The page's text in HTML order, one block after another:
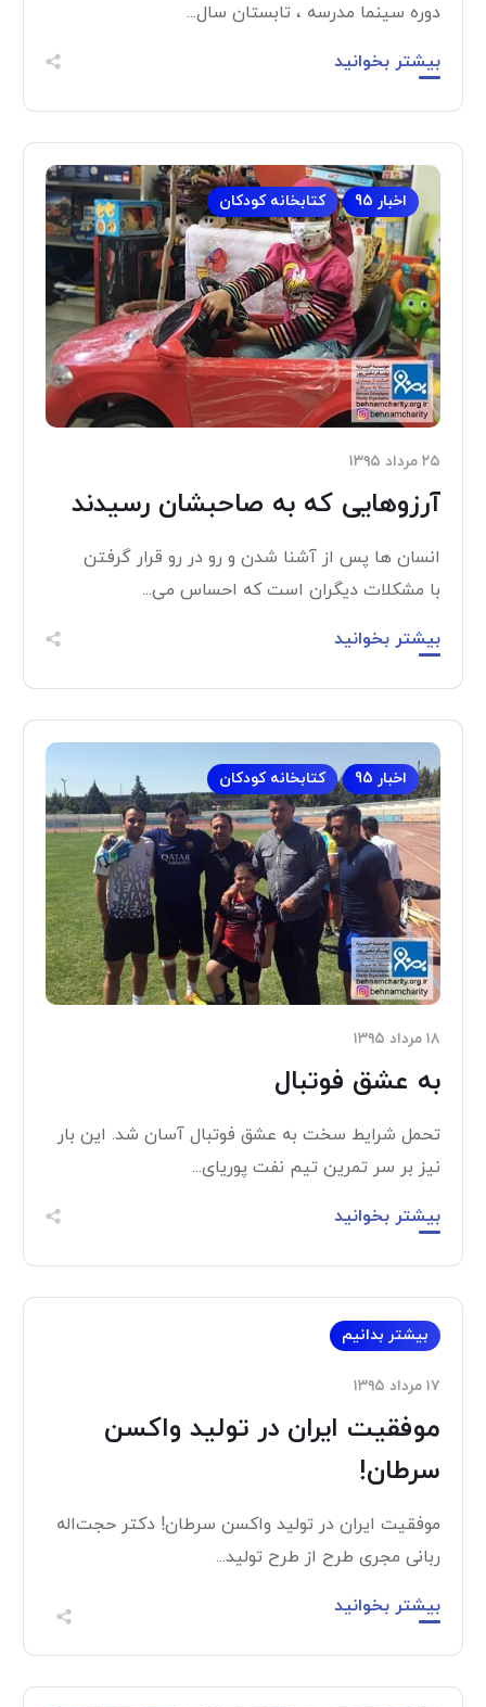
دوره سینما مدرسه ، تابستان سال...
بیشتر بخوانید
اخبار 95 کتابخانه کودکان
۲۵ مرداد ۱۳۹۵
آرزوهایی که به صاحبشان رسیدند
انسان ها پس از آشنا شدن و رو در رو قرار گرفتن
با مشکلات دیگران است که احساس می...
بیشتر بخوانید
اخبار 95 کتابخانه کودکان
۱۸ مرداد ۱۳۹۵
به عشق فوتبال
تحمل شرایط سخت به عشق فوتبال آسان شد. این بار
نیز بر سر تمرین تیم نفت پوریای...
بیشتر بخوانید
بیشتر بدانیم
۱۷ مرداد ۱۳۹۵
موفقیت ایران در تولید واکسن
سرطان!
موفقیت ایران در تولید واکسن سرطان! دکتر حجت‌اله
ربانی مجری طرح از طرح تولید...
بیشتر بخوانید